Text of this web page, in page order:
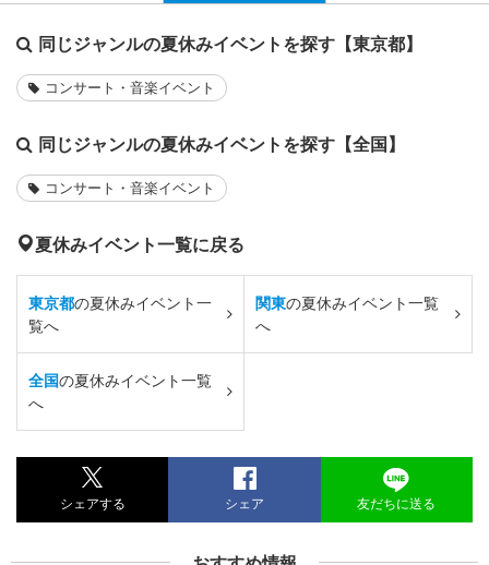
同じジャンルの夏休みイベントを探す【東京都】
コンサート・音楽イベント
同じジャンルの夏休みイベントを探す【全国】
コンサート・音楽イベント
夏休みイベント一覧に戻る
東京都の夏休みイベント一
覧へ
関東の夏休みイベント一覧
へ
全国の夏休みイベント一覧
へ
シェアする シェア 友だちに送る